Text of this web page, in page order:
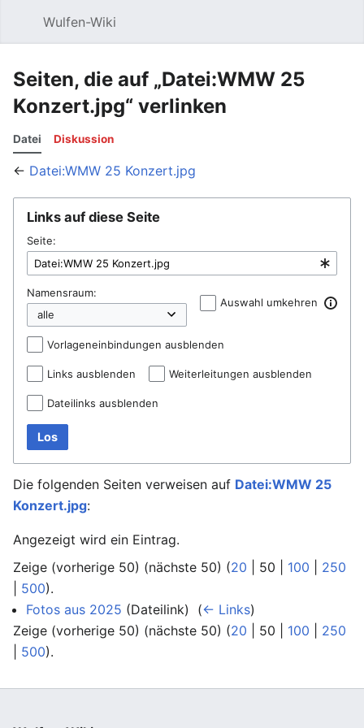
Wulfen-Wiki
Seiten, die auf „Datei:WMW 25
Konzert.jpg“ verlinken
Datei Diskussion
← Datei:WMW 25 Konzert.jpg
Links auf diese Seite
Seite:
Namensraum:
Auswahl umkehren
Vorlageneinbindungen ausblenden
Links ausblenden Weiterleitungen ausblenden
Dateilinks ausblenden
Los
Die folgenden Seiten verweisen auf Datei:WMW 25
Konzert.jpg:
Angezeigt wird ein Eintrag.
Zeige (vorherige 50) (nächste 50) (20 50 100
250
500).
Fotos aus 2025 (Dateilink) ‎ (← Links)
Zeige (vorherige 50) (nächste 50) (20 50 100
250
500).